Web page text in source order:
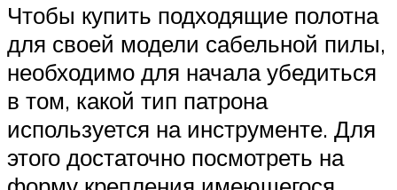
Чтобы купить подходящие полотна
для своей модели сабельной пилы,
необходимо для начала убедиться
в том, какой тип патрона
используется на инструменте. Для
этого достаточно посмотреть на